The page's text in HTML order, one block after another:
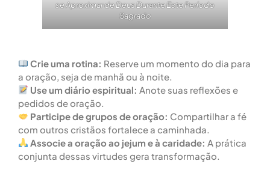
se Aproximar de Deus Durante Este Período
Sagrado
Crie uma rotina: Reserve um momento do dia para
a oração, seja de manhã ou à noite.
Use um diário espiritual: Anote suas reflexões e
pedidos de oração.
Participe de grupos de oração: Compartilhar a fé
com outros cristãos fortalece a caminhada.
Associe a oração ao jejum e à caridade: A prática
conjunta dessas virtudes gera transformação.